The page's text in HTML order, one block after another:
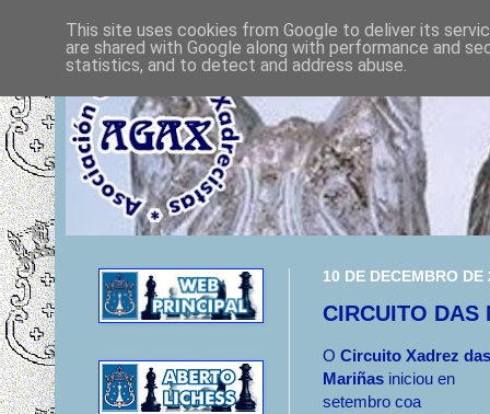
10 DE DECEMBRO DE
CIRCUITO DAS
O Circuito Xadrez das
Mariñas iniciou en
setembro coa
This site uses cookies from Google to deliver its
are shared with Google along with performance and
statistics, and to detect and address abuse.